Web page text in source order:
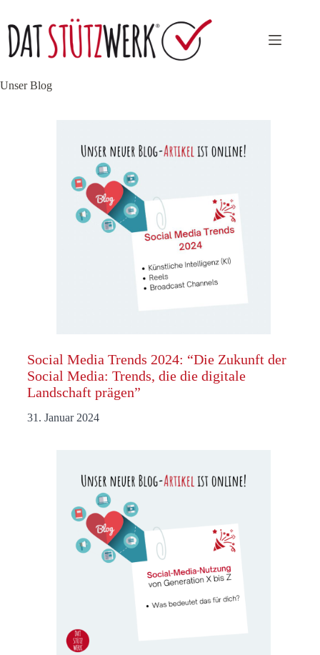
springen
Unser Blog
Social Media Trends 2024: “Die Zukunft der
Social Media: Trends, die die digitale
Landschaft prägen”
31. Januar 2024